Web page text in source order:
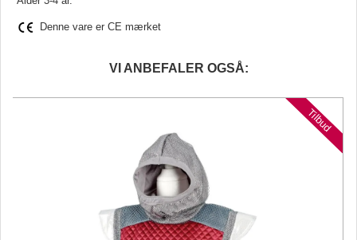
Denne vare er CE mærket
VI ANBEFALER OGSÅ:
Tilbud